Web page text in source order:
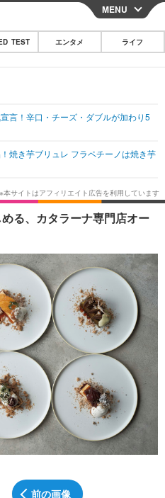
CLOSE
その他
韓国・芸能
スポーツ
その他
グルメ
ショッピング
MENU
TEST エンタメ ライフ
言！辛口・チーズ・ダブルが加わり5
焼き芋ブリュレ フラペチーノは焼き芋
る、カタラーナ専門店オー
前の画像